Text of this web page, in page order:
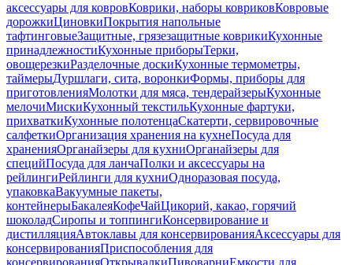
аксессуары для ковровКоврики, наборы ковриковКовровые
дорожкиЦиновкиПокрытия напольные
тафтинговыеЗащитные, грязезащитные коврикиКухонные
принадлежностиКухонные приборыТерки,
овощерезкиРазделочные доскиКухонные термометры,
таймерыДуршлаги, сита, воронкиФормы, приборы для
приготовленияМолотки для мяса, тендерайзерыКухонные
мелочиМискиКухонный текстильКухонные фартуки,
прихваткиКухонные полотенцаСкатерти, сервировочные
салфеткиОрганизация хранения на кухнеПосуда для
храненияОрганайзеры для кухниОрганайзеры для
специйПосуда для ланчаПолки и аксессуары на
рейлингиРейлинги для кухниОдноразовая посуда,
упаковкаВакуумные пакеты,
контейнерыБакалеяКофеЧайЦикорий, какао, горячий
шоколадСиропы и топпингиКонсервирование и
дистилляцияАвтоклавы для консервированияАксессуары для
консервированияПриспособления для
консервированияОткрывалкиПивоварниЕмкости для